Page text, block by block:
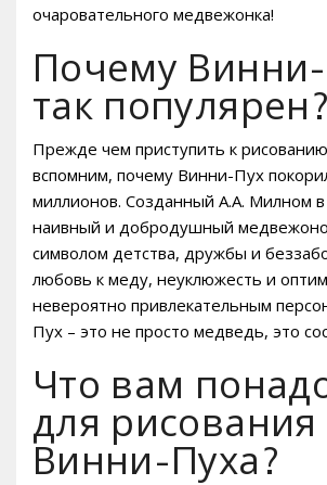
очаровательного медвежонка!
Почему
так популярен?
Прежде чем приступить к
вспомним, почему Винни-Пух
миллионов. Созданный А.А. Милном в
наивный и добродушный
символом детства, дружбы и
любовь к меду, неуклюжесть и
невероятно привлекательным
Пух – это не просто медведь, это
Что вам
для рисования
Винни-Пуха?